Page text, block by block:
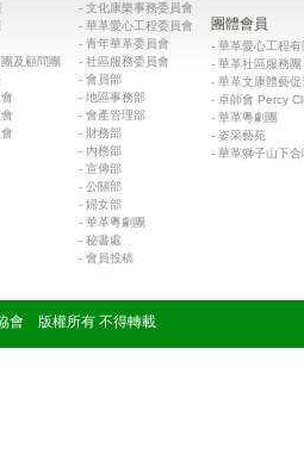
及顧問團
- 文化康樂事務委員會
- 華革愛心工程委員會
- 青年華革委員會
- 社區服務委員會
- 會員部
- 地區事務部
- 會產管理部
- 財務部
- 內務部
- 宣傳部
- 公關部
- 婦女部
- 華革粵劇團
- 秘書處
- 會員投稿
團體會員
- 華革愛心工程
- 華革社區服務
- 華革文康體藝促
- 卓師會 Percy
- 華革粵劇團
- 姿采藝苑
- 華革獅子山下
會 版權所有 不得轉載